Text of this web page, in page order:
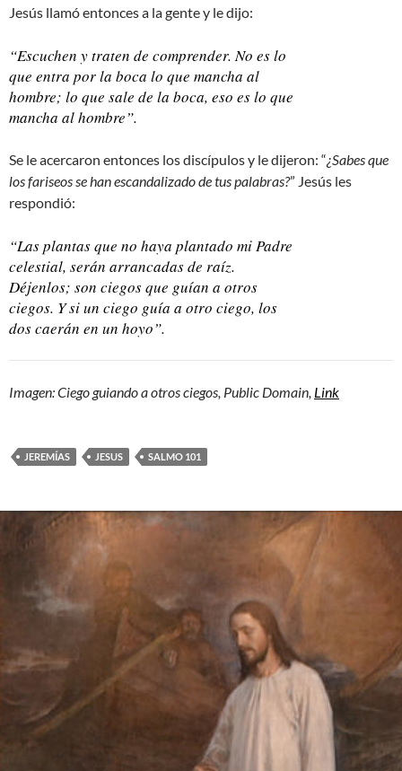
Jesús llamó entonces a la gente y le dijo:
“Escuchen y traten de comprender. No es lo
que entra por la boca lo que mancha al
hombre; lo que sale de la boca, eso es lo que
mancha al hombre”.
Se le acercaron entonces los discípulos y le dijeron: “¿Sabes que
los fariseos se han escandalizado de tus palabras?” Jesús les
respondió:
“Las plantas que no haya plantado mi Padre
celestial, serán arrancadas de raíz.
Déjenlos; son ciegos que guían a otros
ciegos. Y si un ciego guía a otro ciego, los
dos caerán en un hoyo”.
Imagen: Ciego guiando a otros ciegos, Public Domain, Link
JEREMÍAS JESUS SALMO 101